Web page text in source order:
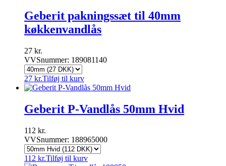
Geberit pakningssæt til 40mm
køkkenvandlås
27 kr.
VVSnummer: 189081140
27 kr.Tilføj til kurv
Geberit P-Vandlås 50mm Hvid
112 kr.
VVSnummer: 188965000
112 kr.Tilføj til kurv